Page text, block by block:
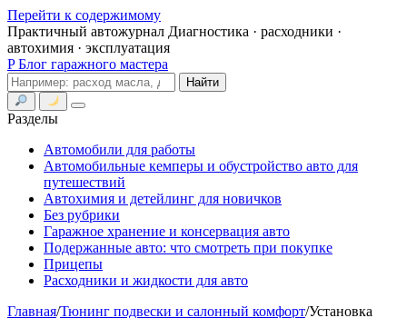
Перейти к содержимому
Практичный автожурнал Диагностика · расходники ·
автохимия · эксплуатация
P Блог гаражного мастера
Поиск
Найти
Меню
Разделы
Автомобили для работы
Автомобильные кемперы и обустройство авто для
путешествий
Автохимия и детейлинг для новичков
Без рубрики
Гаражное хранение и консервация авто
Подержанные авто: что смотреть при покупке
Прицепы
Расходники и жидкости для авто
Главная/Тюнинг подвески и салонный комфорт/Установка